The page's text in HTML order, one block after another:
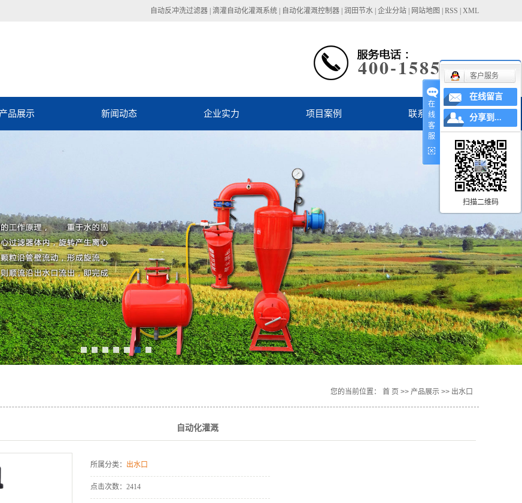
自动反冲洗过滤器 滴灌自动化灌溉系统 自动化灌溉控制器 润田节水 企业分站 网站地图 RSS XML
产品展示
灌设备
滤设备
肥设备
及配套设备
新闻动态 企业实力 项目案例 联系我们
1 2 3 4 5 6 7
您的当前位置： 首 页 >> 产品展示 >> 出水口
自动化灌溉
所属分类： 出水口
点击次数： 2414
在
线
客
服
客户服务
在线留言
分享到...
扫描二维码